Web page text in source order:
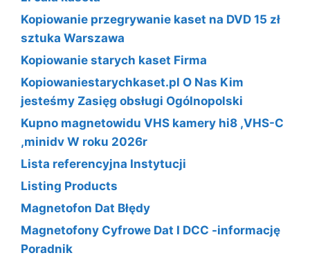
Kopiowanie przegrywanie kaset na DVD 15 zł
sztuka Warszawa
Kopiowanie starych kaset Firma
Kopiowaniestarychkaset.pl O Nas Kim
jesteśmy Zasięg obsługi Ogólnopolski
Kupno magnetowidu VHS kamery hi8 ,VHS-C
,minidv W roku 2026r
Lista referencyjna Instytucji
Listing Products
Magnetofon Dat Błędy
Magnetofony Cyfrowe Dat I DCC -informację
Poradnik